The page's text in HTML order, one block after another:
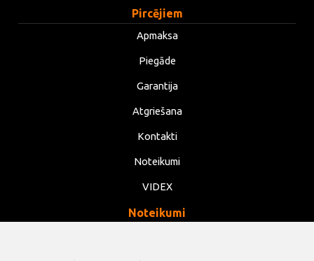
Pircējiem
Apmaksa
Piegāde
Garantija
Atgriešana
Kontakti
Noteikumi
VIDEX
Noteikumi